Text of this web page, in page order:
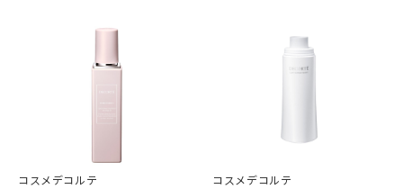
コスメデコルテ コスメデコルテ